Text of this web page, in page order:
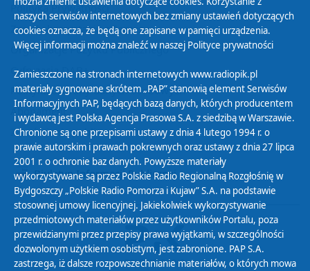
Polityka Prywatności
Zasady korzystania z Serwisu
Organizacje Pożytku Publicznego
Cyfryzacja DAB+
Polityka ochrony danych osobowych
Abonament
Zamówienia publiczne
Biuletyn Informacji Publicznej
naszych serwisów internetowych bez zmiany ustawień dotyczących
cookies oznacza, że będą one zapisane w pamięci urządzenia.
Więcej informacji można znaleźć w naszej Polityce prywatności
Zamieszczone na stronach internetowych www.radiopik.pl
materiały sygnowane skrótem „PAP” stanowią element Serwisów
Informacyjnych PAP, będących bazą danych, których producentem
i wydawcą jest Polska Agencja Prasowa S.A. z siedzibą w Warszawie.
Chronione są one przepisami ustawy z dnia 4 lutego 1994 r. o
prawie autorskim i prawach pokrewnych oraz ustawy z dnia 27 lipca
2001 r. o ochronie baz danych. Powyższe materiały
wykorzystywane są przez Polskie Radio Regionalną Rozgłośnię w
Bydgoszczy „Polskie Radio Pomorza i Kujaw” S.A. na podstawie
stosownej umowy licencyjnej. Jakiekolwiek wykorzystywanie
przedmiotowych materiałów przez użytkowników Portalu, poza
przewidzianymi przez przepisy prawa wyjątkami, w szczególności
dozwolonym użytkiem osobistym, jest zabronione. PAP S.A.
zastrzega, iż dalsze rozpowszechnianie materiałów, o których mowa